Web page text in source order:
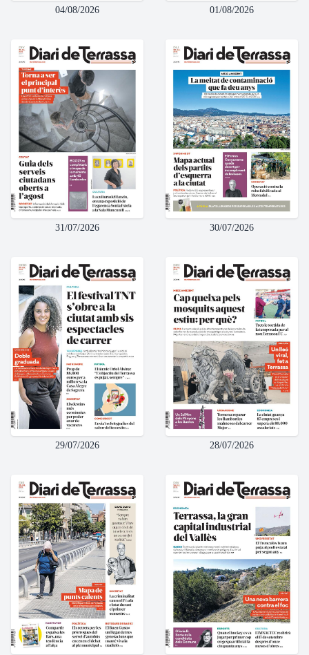
04/08/2026 01/08/2026
31/07/2026 30/07/2026
29/07/2026 28/07/2026